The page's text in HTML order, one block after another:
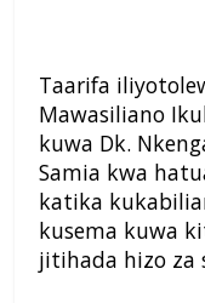
Taarifa
Mawasiliano
kuwa Dk.
Samia kwa
katika
kusema kuwa
jitihada hizo za